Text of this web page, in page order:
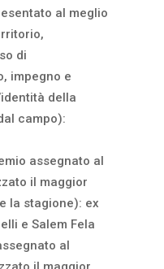
al meglio
di
impegno e
della
campo):
assegnato al
il maggior
la stagione): ex
e Salem Fela
al